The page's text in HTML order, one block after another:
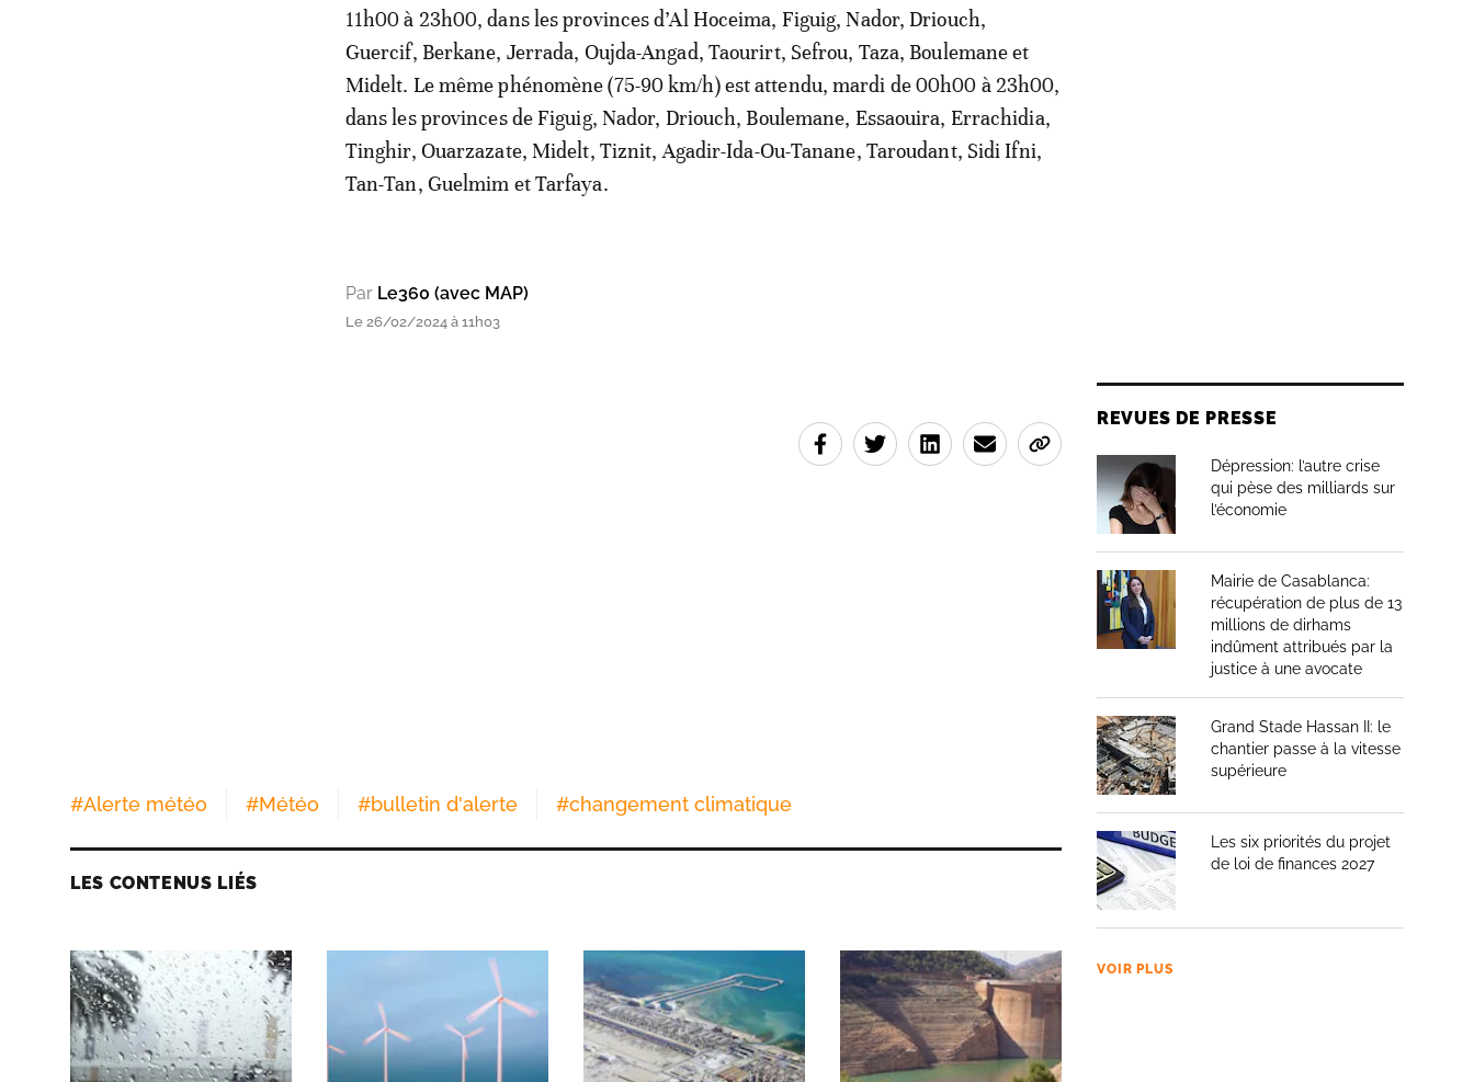
11h00 à 23h00, dans les provinces d’Al Hoceima, Figuig, Nador, Driouch,
Guercif, Berkane, Jerrada, Oujda-Angad, Taourirt, Sefrou, Taza, Boulemane et
Midelt. Le même phénomène (75-90 km/h) est attendu, mardi de 00h00 à 23h00,
dans les provinces de Figuig, Nador, Driouch, Boulemane, Essaouira, Errachidia,
Tinghir, Ouarzazate, Midelt, Tiznit, Agadir-Ida-Ou-Tanane, Taroudant, Sidi Ifni,
Tan-Tan, Guelmim et Tarfaya.
Par Le360 (avec MAP)
Le 26/02/2024 à 11h03
#Alerte météo #Météo #bulletin d'alerte #changement climatique
LES CONTENUS LIÉS
REVUES DE PRESSE
Dépression: l’autre crise
qui pèse des milliards sur
l’économie
Mairie de Casablanca:
récupération de plus de 13
millions de dirhams
indûment attribués par la
justice à une avocate
Grand Stade Hassan II: le
chantier passe à la vitesse
supérieure
Les six priorités du projet
de loi de finances 2027
VOIR PLUS